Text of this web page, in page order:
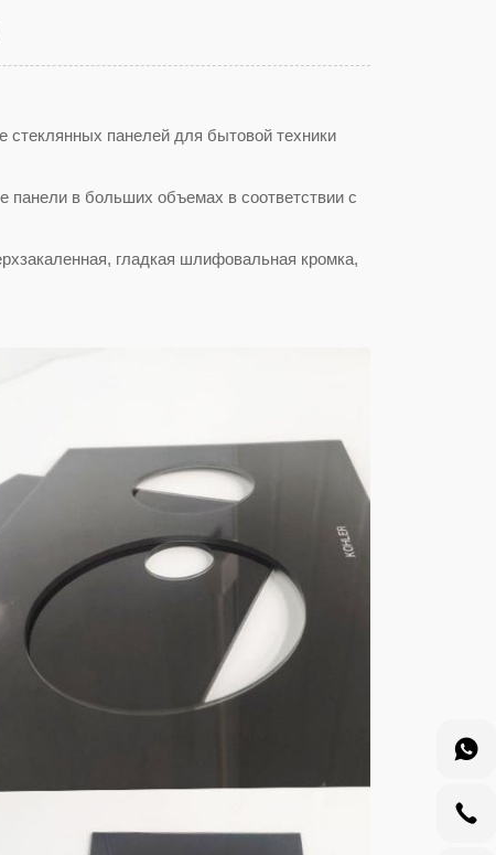
панелей для бытовой техники
панели в больших объемах в соответствии с
гладкая шлифовальная кромка,